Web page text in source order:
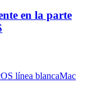
en la parte
línea blancaMac